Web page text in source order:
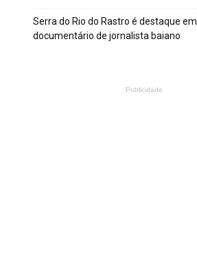
Serra do Rio do Rastro é destaque em
documentário de jornalista baiano
Publicidade